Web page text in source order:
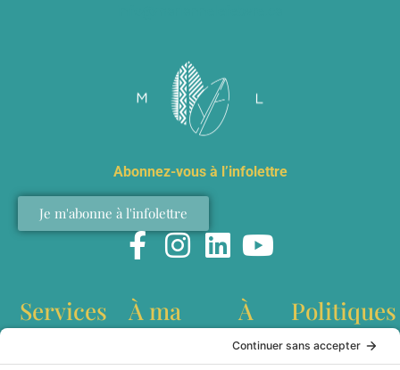
Abonnez-vous à l’infolettre
Je m'abonne à l'infolettre
Services
interculturelles
À ma
À
propos
Politiques
Politique de
confidentialité